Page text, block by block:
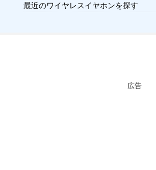
最近のワイヤレスイヤホンを探す
広告